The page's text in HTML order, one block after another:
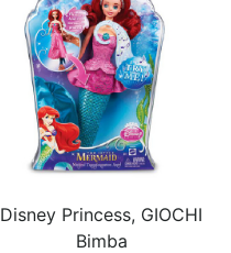
Disney Princess, GIOCHI
Bimba